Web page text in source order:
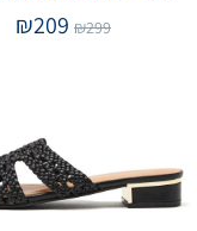
₪299
₪209